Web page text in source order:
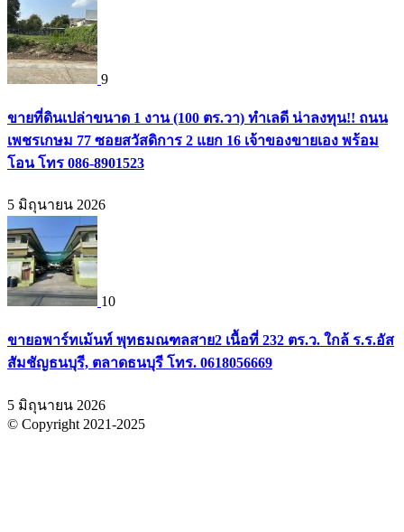
9
ขายที่ดินเปล่าขนาด 1 งาน (100 ตร.วา) ทำเลดี น่าลงทุน!! ถนน
เพชรเกษม 77 ซอยสวัสดิการ 2 แยก 16 เจ้าของขายเอง พร้อม
โอน โทร 086-8901523
5 มิถุนายน 2026
10
ขายอพาร์ทเม้นท์ พุทธมณฑลสาย2 เนื้อที่ 232 ตร.ว. ใกล้ ร.ร.อัส
สัมชัญธนบุรี, ตลาดธนบุรี โทร. 0618056669
5 มิถุนายน 2026
© Copyright 2021-2025